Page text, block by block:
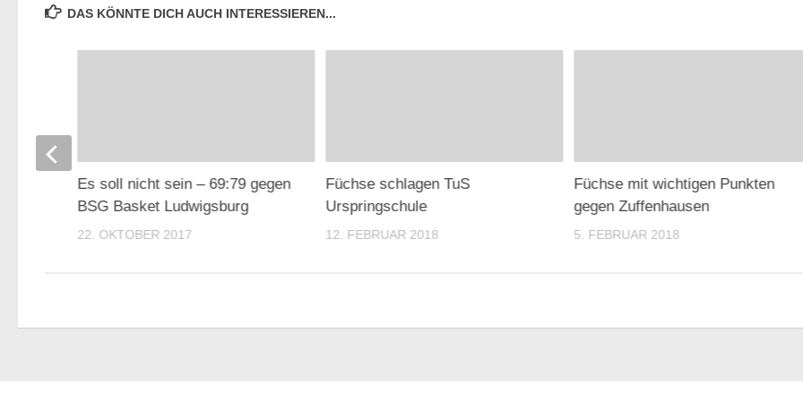
DAS KÖNNTE DICH AUCH INTERESSIEREN...
Füchse schlagen TuS
Urspringschule
12. FEBRUAR 2018
Füchse mit wichtigen Punkten
gegen Zuffenhausen
5. FEBRUAR 2018
Es soll nicht sein – 69:79 gegen
BSG Basket Ludwigsburg
22. OKTOBER 2017